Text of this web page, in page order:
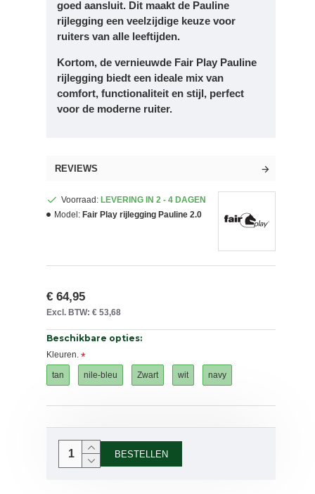
goed aansluit. Dit maakt de Pauline
rijlegging een veelzijdige keuze voor
ruiters van alle leeftijden.
Kortom, de vernieuwde Fair Play Pauline
rijlegging biedt een ideale mix van
comfort, functionaliteit en stijl, perfect
voor de moderne ruiter.
REVIEWS
Voorraad: LEVERING IN 2 - 4 DAGEN
Model: Fair Play rijlegging Pauline 2.0
€ 64,95
Excl. BTW: € 53,68
Beschikbare opties:
Kleuren.
tan nile-bleu Zwart wit navy
BESTELLEN